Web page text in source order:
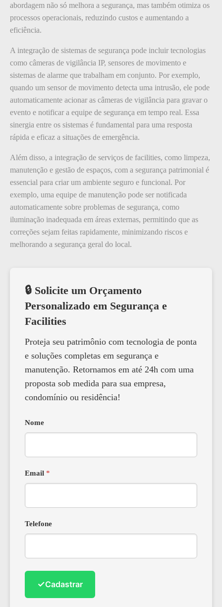
abordagem não só melhora a segurança, mas também otimiza os
processos operacionais, reduzindo custos e aumentando a
eficiência.
A integração de sistemas de segurança pode incluir tecnologias
como câmeras de vigilância IP, sensores de movimento e
sistemas de alarme que trabalham em conjunto. Por exemplo,
quando um sensor de movimento detecta uma intrusão, ele pode
automaticamente acionar as câmeras de vigilância para gravar o
evento e notificar a equipe de segurança em tempo real. Essa
sinergia entre os sistemas é fundamental para uma resposta
rápida e eficaz a situações de emergência.
Além disso, a integração de serviços de facilities, como limpeza,
manutenção e gestão de espaços, com a segurança patrimonial é
essencial para criar um ambiente seguro e funcional. Por
exemplo, uma equipe de manutenção pode ser notificada
automaticamente sobre problemas de segurança, como
iluminação inadequada em áreas externas, permitindo que as
correções sejam feitas rapidamente, minimizando riscos e
melhorando a segurança geral do local.
🔒 Solicite um Orçamento
Personalizado em Segurança e
Facilities
Proteja seu patrimônio com tecnologia de ponta
e soluções completas em segurança e
manutenção. Retornamos em até 24h com uma
proposta sob medida para sua empresa,
condomínio ou residência!
Nome
Email *
Telefone
✓Cadastrar